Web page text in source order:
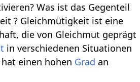
Was ist das Gegenteil
? Gleichmütigkeit ist eine
die von Gleichmut geprägt
in verschiedenen Situationen
einen hohen Grad an